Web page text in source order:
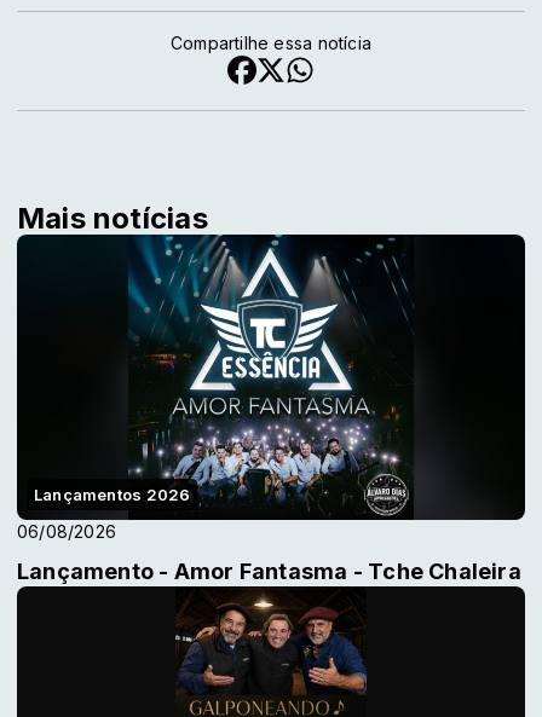
Compartilhe essa notícia
Mais notícias
Lançamentos 2026
06/08/2026
Lançamento - Amor Fantasma - Tche Chaleira